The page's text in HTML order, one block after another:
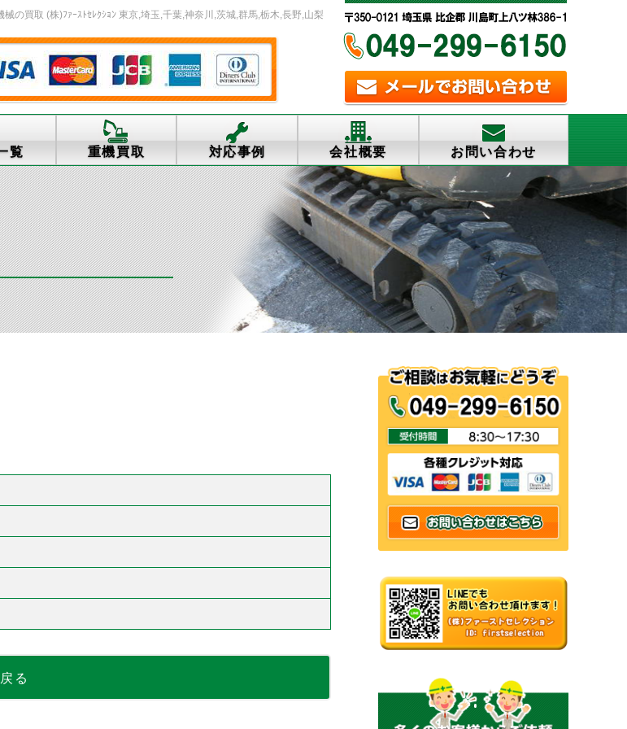
買取 (株)ﾌｧｰｽﾄｾﾚｸｼｮﾝ 東京,埼玉,千葉,神奈川,茨城,群馬,栃木,長野,山梨
覧 重機買取 対応事例 会社概要 お問い合わせ
る